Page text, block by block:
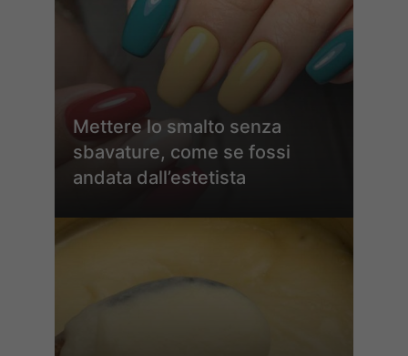
Mettere lo smalto senza
sbavature, come se fossi
andata dall’estetista